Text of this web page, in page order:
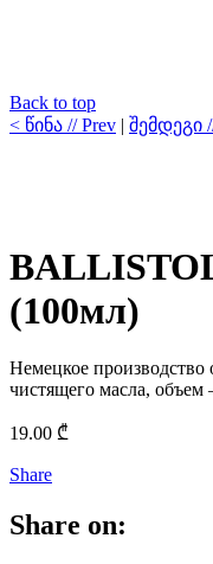
Back to top
< წინა // Prev | შემდეგი
(100мл)
Немецкое производство
чистящего масла, объем
19.00 ₾
Share
Share on: